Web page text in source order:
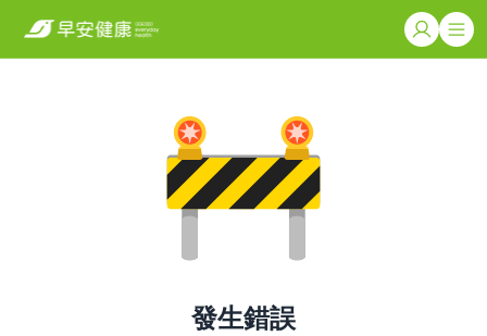
發生錯誤